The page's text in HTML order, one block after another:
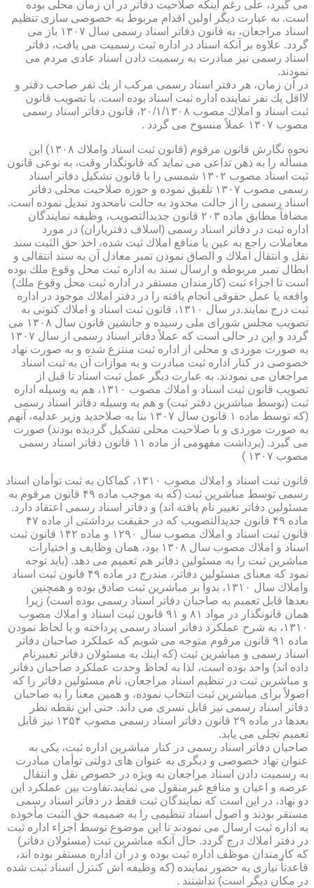
می گیرد، علی رغم اینكه صلاحیت دفاتر در آن زمان محلی بوده
است. به عبارت دیگر اولین اقدام مربوط به خصوصی سازی تنظیم
اسناد مراجعان، به قانون دفاتر اسناد رسمی سال ۱۳۰۷ باز می
گردد. علاوه بر آنكه اسناد در اداره ثبت رسمیت می یافت، دفاتر
اسناد رسمی نیز مبادرت به رسمیت دادن اسناد عادی مردم می
نمودند.
در آن زمان، هر دفتر اسناد رسمی مركب از یك نفر صاحب دفتر و
لااقل یك نفر نماینده اداره ثبت اسناد بوده است. با تصویب قانون
ثبت اسناد و املاك مصوب ۲۰/۱/۱۳۰۸، قانون دفاتر اسناد رسمی
مصوب ۱۳۰۷ عملاً منسوخ می گردد .
نحوه نگارش قانون مرقوم (قانون ثبت اسناد واملاك ۱۳۰۸) این
مسأله را به ذهن تداعی می نماید كه قانونگذار وقت، به نوعی قانون
ثبت اسناد مصوب ۱۳۰۲ شمسی را با قانون تشكیل دفاتر اسناد
رسمی مصوب ۱۳۰۷ تلفیق نموده و حوزه صلاحیت محلی دفاتر
اسناد رسمی را از حالت محدود به حالت نامحدود تبدیل نموده است.
مضافاً مطابق ماده ۲۰۳ قانون جدیدالتصویب، وظیفه نمایندگان
اداره ثبت در دفاتر اسناد رسمی (اسلاف دفتریاران) در مورد
معاملات راجع به عین یا منافع املاك ثبت شده، اخذ حق الثبت سند
نقل و انتقال املاك و الصاق نمودن تمبر معادل آن به سند انتقالی و
ابطال تمبر مربوطه و ارسال سند به اداره ثبت محل وقوع ملك بوده
است تا اجزاء ثبت (كارمندان مستقر در اداره ثبت محل وقوع ملك)
واقعه یا عمل حقوقی انجام یافته را در دفتر املاك موجود در اداره
ثبت درج نمایند.در سال ۱۳۱۰، قانون ثبت اسناد و املاك كنونی به
تصویب مجلس شورای ملی رسیده و جانشین قانون سال ۱۳۰۸ می
گردد و این در حالی است كه عملاً دفاتر اسناد رسمی از سال ۱۳۰۷
به صورت موردی و محلی از اداره ثبت منتزع شده و به صورت نهاد
خصوصی در كنار اداره ثبت مبادرت و به موازات آن به ثبت اسناد
مراجعان می نمودند. به عبارت دیگر عمل ثبت اسناد تا قبل از
تصویب قانون ثبت اسناد و املاك مصوب ۱۳۱۰، هم به وسیله اداره
ثبت (توسط مباشرین دفتر ثبت) و هم به وسیله دفاتر اسناد رسمی
(كه توسط ماده ۱ قانون سال ۱۳۰۷ بنا به صلاحدید وزیر عدلیه، آنهم
به صورت موردی و با صلاحیت محلی تشكیل گردیده بودند) صورت
می گیرد. (برداشت مفهومی از ماده ۱۱ قانون دفاتر اسناد رسمی
مصوب ۱۳۰۷ )
قانون ثبت اسناد و املاك مصوب ۱۳۱۰، كماكان به ثبت توأمان اسناد
رسمی توسط مباشرین ثبت (كه به موجب ماده ۴۹ قانون مرقوم به
مسئولین دفاتر تغییر نام یافته اند) و دفاتر اسناد رسمی اعتقاد دارد.
ماده ۴۹ قانون جدیدالتصویب كه در حقیقت برداشتی از ماده ۴۷
قانون ثبت اسناد و املاك مصوب سال ۱۲۹۰ و ماده ۱۴۲ قانون ثبت
اسناد و املاك مصوب سال ۱۳۰۸ بود، همان وظایف و اختیارات
مباشرین ثبت را به مسئولین دفاتر هم تعمیم می دهد. (باید توجه
نمود كه معنای مسئولین دفاتر، مندرج در ماده ۴۹ قانون ثبت اسناد
واملاك سال ۱۳۱۰، بدواً بر مباشرین ثبت صادق بوده و همچنین
بعدها قابل تعمیم به صاحبان دفاتر اسناد رسمی بوده است) زیرا
همان قانونگذار در مواد ۸۱ و ۹۱ قانون ثبت اسناد و املاك مصوب
۱۳۱۰، به شرح عملكرد دفاتر اسناد رسمی پرداخته و با لحاظ نمودن
ماده ۹۱ قانون مرقوم متوجه می شویم كه عملكرد صاحبان دفاتر
اسناد رسمی و مباشرین ثبت (كه اینك به مسئولان دفاتر تغییرنام
داده اند) واحد بوده است، لذا به لحاظ وحدت عملكرد صاحبان دفاتر
و مباشرین ثبت در تنظیم اسناد مراجعان، نام مسئولین دفاتر را كه
اصولاً برای مباشرین ثبت انتخاب نموده، و همین معنا را به صاحبان
دفاتر اسناد رسمی نیز قابل تسری می داند. حتی این نقطه نظر
بعدها در ماده ۲۹ قانون دفاتر اسناد رسمی مصوب ۱۳۵۴ نیز قابل
تعمیم تجلی می یابد.
صاحبان دفاتر اسناد رسمی در كنار مباشرین اداره ثبت، یكی به
عنوان نهاد خصوصی و دیگری به عنوان های دولتی توأمان مبادرت
به رسمیت دادن اسناد مراجعان به ویژه در خصوص نقل و انتقال
عرصه و اعیان و منافع غیرمنقول می نمایند.تفاوت بین عملكرد این
دو نهاد، در این است كه نمایندگان ثبت فقط در دفاتر اسناد رسمی
مستقر بودند و اصول اسناد تنظیمی را به ضمیمه حق الثبت مأخوذه
به اداره ثبت ارسال می نمودند تا این موضوع توسط اجزاء اداره ثبت
در دفتر املاك درج گردد. حال آنكه مباشرین ثبت (مسئولان دفاتر)
كه كارمندان موظف اداره ثبت بوده و در آن اداره مستقر بوده اند،
قاعدتاً نیازی به حضور نماینده (كه وظیفه اش كنترل اسناد ثبت شده
در مكان دیگر است) نداشتند .